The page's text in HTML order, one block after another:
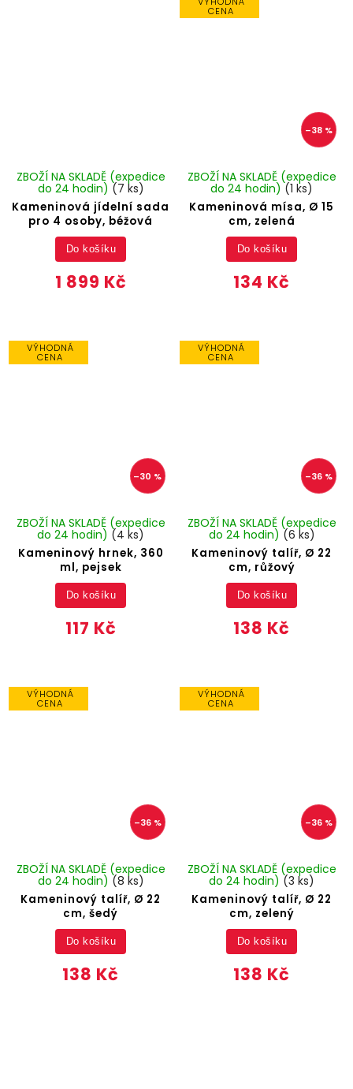
Kameninová jídelní sada
pro 4 osoby, béžová
ZBOŽÍ NA SKLADĚ (expedice
do 24 hodin) (7 ks)
1 899 Kč
Do košíku
CENA
–38 %
Kameninová mísa, Ø 15
cm, zelená
ZBOŽÍ NA SKLADĚ (expedice
do 24 hodin) (1 ks)
134 Kč
Do košíku
VÝHODNÁ
CENA
–30 %
Kameninový hrnek, 360
ml, pejsek
ZBOŽÍ NA SKLADĚ (expedice
do 24 hodin) (4 ks)
117 Kč
Do košíku
VÝHODNÁ
CENA
–36 %
Kameninový talíř, Ø 22
cm, růžový
ZBOŽÍ NA SKLADĚ (expedice
do 24 hodin) (6 ks)
138 Kč
Do košíku
VÝHODNÁ
CENA
–36 %
Kameninový talíř, Ø 22
cm, šedý
ZBOŽÍ NA SKLADĚ (expedice
do 24 hodin) (8 ks)
138 Kč
Do košíku
VÝHODNÁ
CENA
–36 %
Kameninový talíř, Ø 22
cm, zelený
ZBOŽÍ NA SKLADĚ (expedice
do 24 hodin) (3 ks)
138 Kč
Do košíku